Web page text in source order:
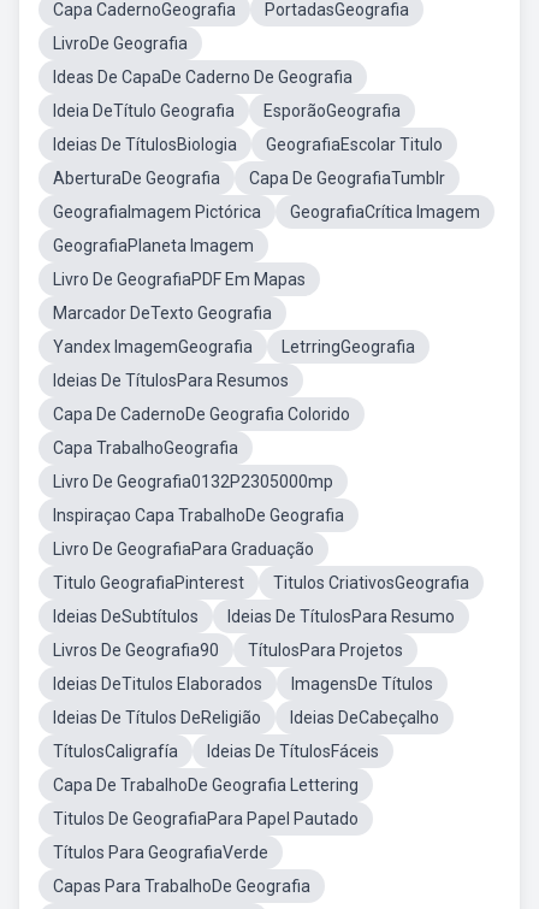
Capa CadernoGeografia
PortadasGeografia
LivroDe Geografia
Ideas De CapaDe Caderno De Geografia
Ideia DeTítulo Geografia
EsporãoGeografia
Ideias De TítulosBiologia
GeografiaEscolar Titulo
AberturaDe Geografia
Capa De GeografiaTumblr
GeografiaImagem Pictórica
GeografiaCrítica Imagem
GeografiaPlaneta Imagem
Livro De GeografiaPDF Em Mapas
Marcador DeTexto Geografia
Yandex ImagemGeografia
LetrringGeografia
Ideias De TítulosPara Resumos
Capa De CadernoDe Geografia Colorido
Capa TrabalhoGeografia
Livro De Geografia0132P2305000mp
Inspiraçao Capa TrabalhoDe Geografia
Livro De GeografiaPara Graduação
Titulo GeografiaPinterest
Titulos CriativosGeografia
Ideias DeSubtítulos
Ideias De TítulosPara Resumo
Livros De Geografia90
TítulosPara Projetos
Ideias DeTitulos Elaborados
ImagensDe Títulos
Ideias De Títulos DeReligião
Ideias DeCabeçalho
TítulosCaligrafía
Ideias De TítulosFáceis
Capa De TrabalhoDe Geografia Lettering
Titulos De GeografiaPara Papel Pautado
Títulos Para GeografiaVerde
Capas Para TrabalhoDe Geografia